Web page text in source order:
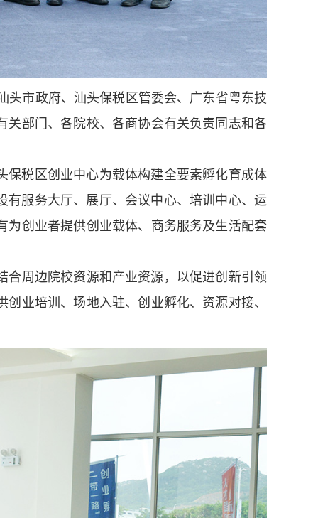
头市政府、汕头保税区管委会、广东省粤东技
关部门、各院校、各商协会有关负责同志和各
保税区创业中心为载体构建全要素孵化育成体
有服务大厅、展厅、会议中心、培训中心、运
为创业者提供创业载体、商务服务及生活配套
周边院校资源和产业资源，以促进创新引领
业培训、场地入驻、创业孵化、资源对接、